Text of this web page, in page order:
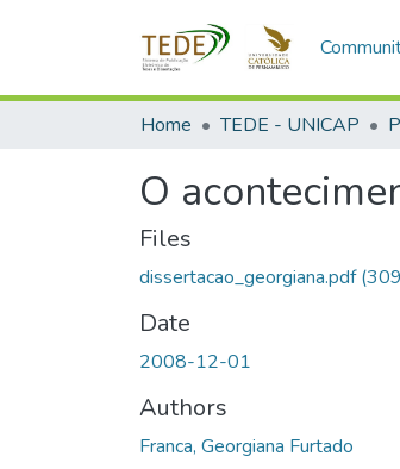
Home TEDE - UNICAP
O
Files
dissertacao_georgiana.pdf
Date
2008-12-01
Authors
Franca, Georgiana Furtado